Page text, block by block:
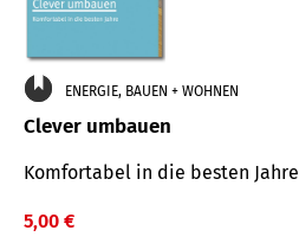
ENERGIE, BAUEN + WOHNEN
Clever umbauen
Komfortabel in die besten Jahre
5,00 €